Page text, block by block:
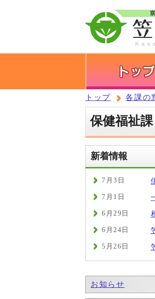
トップ 各課の
保健福祉課
新着情報
7月3日
7月1日
6月29日
6月24日
5月26日
お知らせ